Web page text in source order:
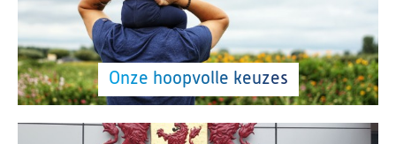
Onze hoopvolle keuzes